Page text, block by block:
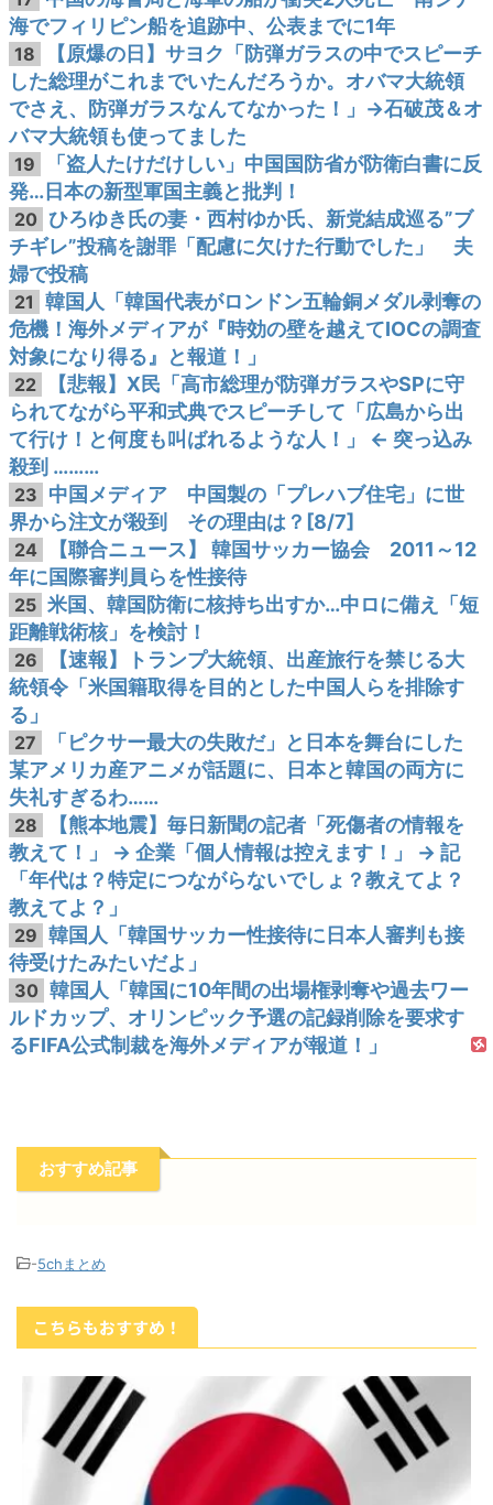
海でフィリピン船を追跡中、公表までに1年
18
【原爆の日】サヨク「防弾ガラスの中でスピーチ
した総理がこれまでいたんだろうか。オバマ大統領
でさえ、防弾ガラスなんてなかった！」→石破茂＆オ
バマ大統領も使ってました
19
「盗人たけだけしい」中国国防省が防衛白書に反
発…日本の新型軍国主義と批判！
20 ひろゆき氏の妻・西村ゆか氏、新党結成巡る”ブ
チギレ”投稿を謝罪「配慮に欠けた行動でした」 夫
婦で投稿
21
韓国人「韓国代表がロンドン五輪銅メダル剥奪の
危機！海外メディアが『時効の壁を越えてIOCの調査
対象になり得る』と報道！」
22
【悲報】X民「高市総理が防弾ガラスやSPに守
られてながら平和式典でスピーチして「広島から出
て行け！と何度も叫ばれるような人！」 ← 突っ込み
殺到 ………
23 中国メディア 中国製の「プレハブ住宅」に世
界から注文が殺到 その理由は？[8/7]
24
【聯合ニュース】 韓国サッカー協会 2011～12
年に国際審判員らを性接待
25 米国、韓国防衛に核持ち出すか…中ロに備え「短
距離戦術核」を検討！
26
【速報】トランプ大統領、出産旅行を禁じる大
統領令「米国籍取得を目的とした中国人らを排除す
る」
27
「ピクサー最大の失敗だ」と日本を舞台にした
某アメリカ産アニメが話題に、日本と韓国の両方に
失礼すぎるわ……
28
【熊本地震】毎日新聞の記者「死傷者の情報を
教えて！」 → 企業「個人情報は控えます！」 → 記
「年代は？特定につながらないでしょ？教えてよ？
教えてよ？」
29 韓国人「韓国サッカー性接待に日本人審判も接
待受けたみたいだよ」
30 韓国人「韓国に10年間の出場権剥奪や過去ワー
ルドカップ、オリンピック予選の記録削除を要求す
るFIFA公式制裁を海外メディアが報道！」
おすすめ記事
-5chまとめ
こちらもおすすめ！